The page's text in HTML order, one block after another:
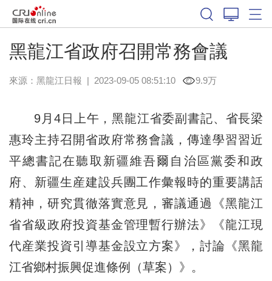
黑龍江省政府召開常務會議
來源： 黑龍江日報 | 2023-09-05 08:51:10 9.9万
9月4日上午，黑龍江省委副書記、省長梁
惠玲主持召開省政府常務會議，傳達學習習近
平總書記在聽取新疆維吾爾自治區黨委和政
府、新疆生産建設兵團工作彙報時的重要講話
精神，研究貫徹落實意見，審議通過《黑龍江
省省級政府投資基金管理暫行辦法》《龍江現
代産業投資引導基金設立方案》，討論《黑龍
江省鄉村振興促進條例（草案）》。